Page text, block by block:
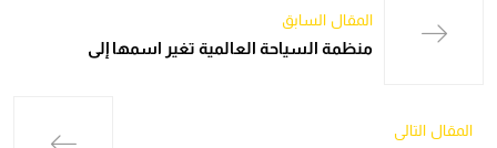
المقال السابق
منظمة السياحة العالمية تغير اسمها إلى
المقال التالي